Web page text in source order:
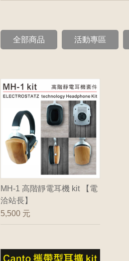
全部商品 活動專區
MH-1 高階靜電耳機 kit 【電
洽站長】
5,500 元